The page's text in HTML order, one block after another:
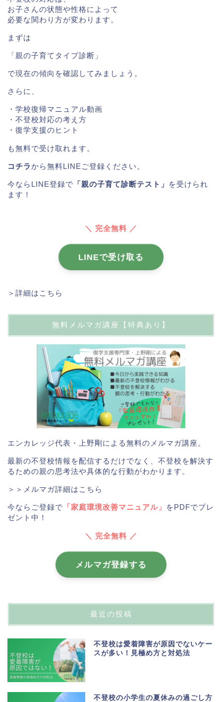
お子さんの状態や性格によって
必要な関わり方が変わります。
まずは
「親の子育てタイプ診断」
で現在の傾向を確認してみましょう。
さらに、
・学校復帰マニュアル動画
・不登校対応の考え方
・復学支援のヒント
も無料で受け取れます。
コチラから無料LINEご登録ください。
今ならLINE登録で 「親の子育て診断テスト」
を受けられ
ます！
＼ 完全無料 ／
LINEで受け取る
＞詳細はこちら
無料メルマガ講座【特典あり】
エンカレッジ代表・上野剛による無料のメルマガ講座。
最新の不登校情報を配信するだけでなく、不登校を解決す
るための親の思考法や具体的な行動がわかります。
＞＞メルマガ詳細はこちら
今ならご登録で 「家庭環境改善マニュアル」
をPDFでプレ
ゼント中！
＼ 完全無料 ／
メルマガ登録する
最近の投稿
不登校は愛着障害が原因でないケー
スが多い！見極め方と対処法
不登校の小学生の夏休みの過ごし方